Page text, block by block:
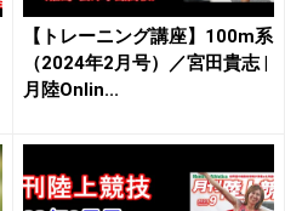
【トレーニング講座】100m系
（2024年2月号）／宮田貴志 |
月陸Onlin...